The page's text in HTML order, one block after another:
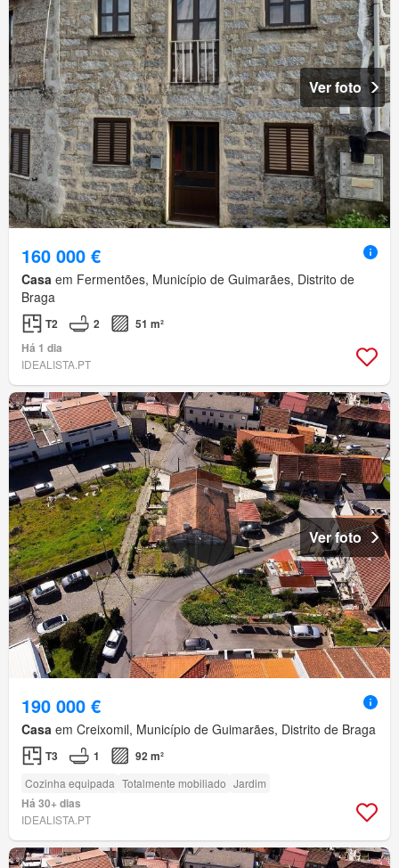
Ver foto
160 000 €
Casa em Fermentões, Município de Guimarães, Distrito de
Braga
T2 2
51 m²
Há 1 dia
IDEALISTA.PT
Ver foto
190 000 €
Casa em Creixomil, Município de Guimarães, Distrito de Braga
T3 1 92 m²
Cozinha equipada Totalmente mobiliado Jardim
Há 30+ dias
IDEALISTA.PT